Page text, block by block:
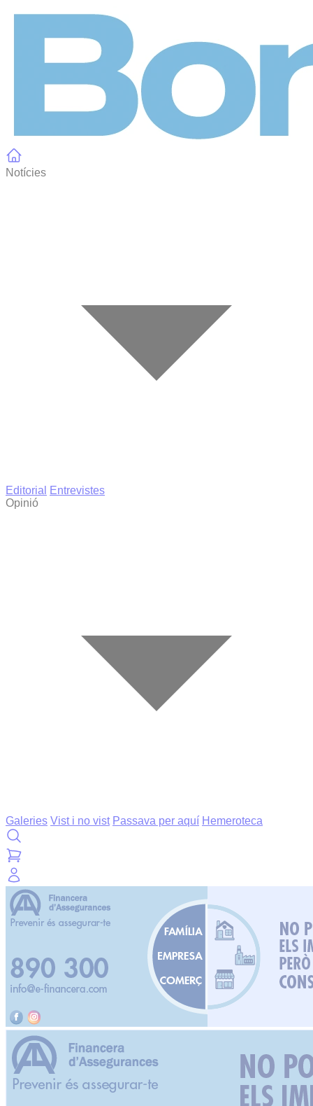
Notícies
Editorial
Entrevistes
Opinió
Galeries Vist i no vist Passava per aquí Hemeroteca